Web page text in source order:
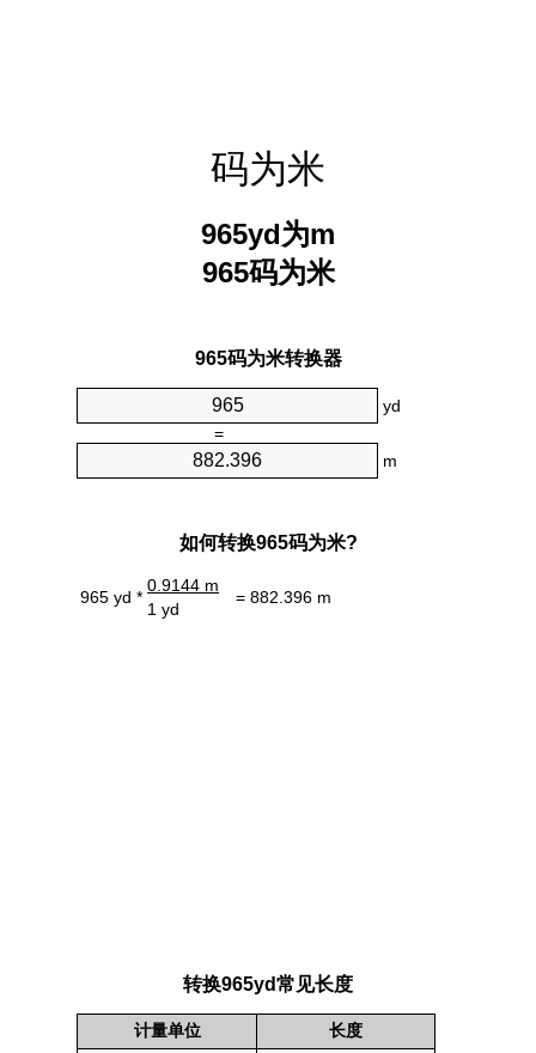
码为米
965yd为m
965码为米
965码为米转换器
yd
=
m
如何转换965码为米?
965 yd *
0.9144 m
= 882.396 m
1 yd
转换965yd常见长度
计量单位 长度